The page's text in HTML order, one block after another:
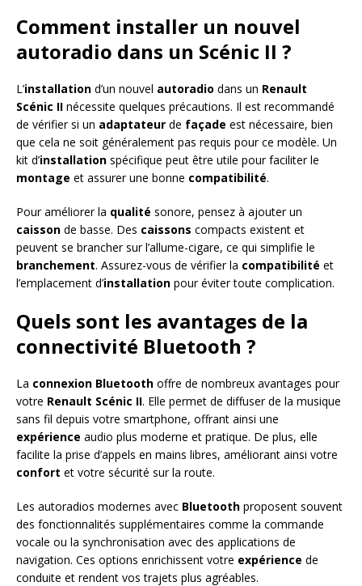
Comment installer un nouvel
autoradio dans un Scénic II ?
L’installation d’un nouvel autoradio dans un Renault
Scénic II nécessite quelques précautions. Il est recommandé
de vérifier si un adaptateur de façade est nécessaire, bien
que cela ne soit généralement pas requis pour ce modèle. Un
kit d’installation spécifique peut être utile pour faciliter le
montage et assurer une bonne compatibilité.
Pour améliorer la qualité sonore, pensez à ajouter un
caisson de basse. Des caissons compacts existent et
peuvent se brancher sur l’allume-cigare, ce qui simplifie le
branchement. Assurez-vous de vérifier la compatibilité et
l’emplacement d’installation pour éviter toute complication.
Quels sont les avantages de la
connectivité Bluetooth ?
La connexion Bluetooth offre de nombreux avantages pour
votre Renault Scénic II. Elle permet de diffuser de la musique
sans fil depuis votre smartphone, offrant ainsi une
expérience audio plus moderne et pratique. De plus, elle
facilite la prise d’appels en mains libres, améliorant ainsi votre
confort et votre sécurité sur la route.
Les autoradios modernes avec Bluetooth proposent souvent
des fonctionnalités supplémentaires comme la commande
vocale ou la synchronisation avec des applications de
navigation. Ces options enrichissent votre expérience de
conduite et rendent vos trajets plus agréables.